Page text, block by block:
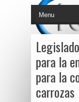
para la
para la
carrozas